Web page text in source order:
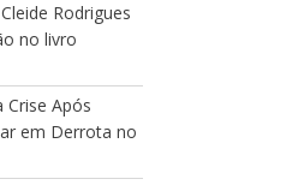
Rodrigues
no livro
Crise Após
em Derrota no